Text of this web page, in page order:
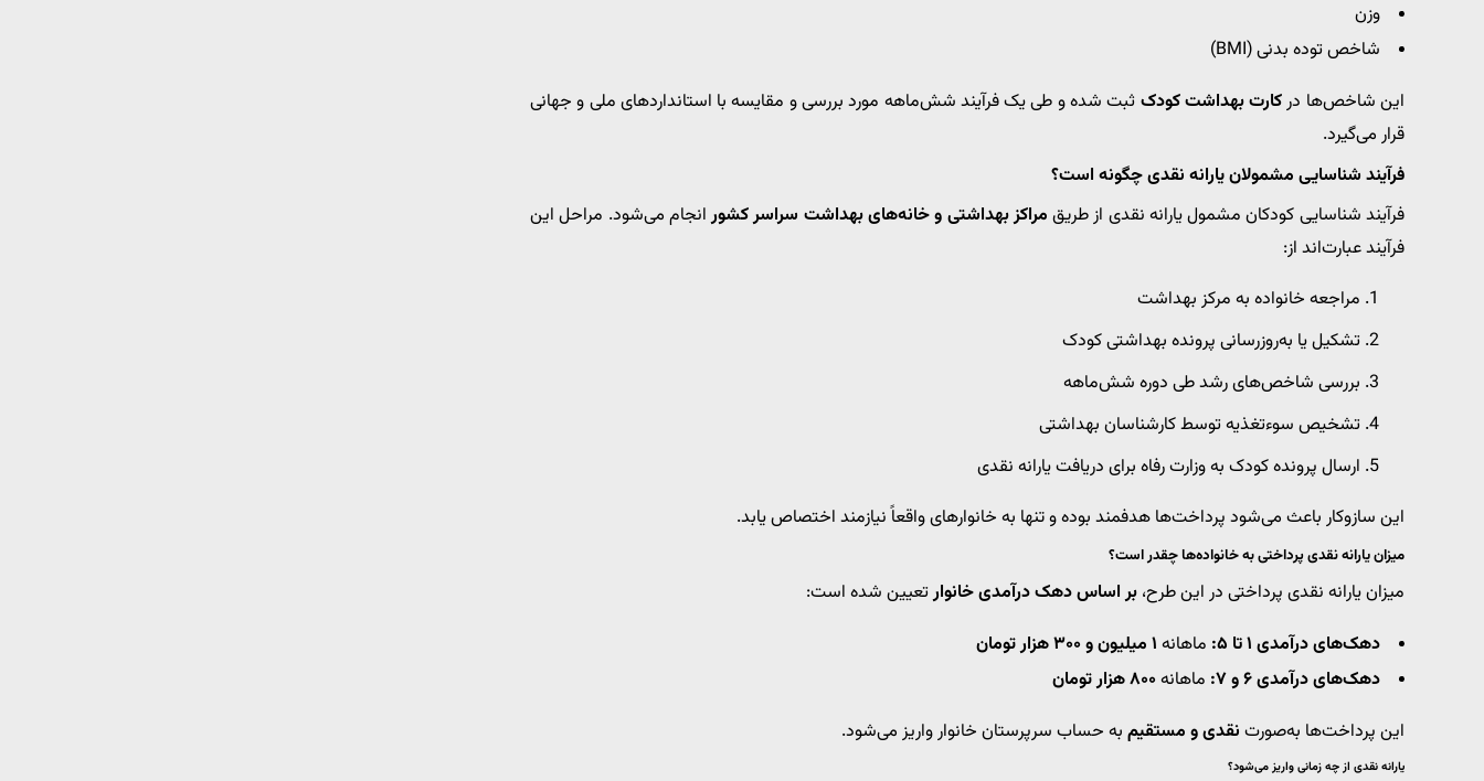
وزن
شاخص توده بدنی (BMI)
این شاخص‌ها درکارت بهداشت کودک ثبت شده و طی یک فرآیند شش‌ماهه مورد بررسی و مقایسه با استانداردهای ملی و جهانی
قرار می‌گیرد.
فرآیند شناسایی مشمولان یارانه نقدی چگونه است؟
فرآیند شناسایی کودکان مشمول یارانه نقدی از طریق مراکز بهداشتی و خانه‌های بهداشت سراسر کشورانجام می‌شود. مراحل این
فرآیند عبارت‌اند از:
مراجعه خانواده به مرکز بهداشت
تشکیل یا به‌روزرسانی پرونده بهداشتی کودک
بررسی شاخص‌های رشد طی دوره شش‌ماهه
تشخیص سوءتغذیه توسط کارشناسان بهداشتی
ارسال پرونده کودک به وزارت رفاه برای دریافت یارانه نقدی
این سازوکار باعث می‌شود پرداخت‌ها هدفمند بوده و تنها به خانوارهای واقعاً نیازمند اختصاص یابد.
میزان یارانه نقدی پرداختی به خانواده‌ها چقدر است؟
میزان یارانه نقدی پرداختی در این طرح، بر اساس دهک درآمدی خانوارتعیین شده است:
دهک‌های درآمدی ۱ تا ۵:
ماهانه ۱ میلیون و ۳۰۰ هزار تومان
دهک‌های درآمدی ۶ و ۷:
ماهانه۸۰۰ هزار تومان
این پرداخت‌ها به‌صورت نقدی و مستقیم به حساب سرپرستان خانوار واریز می‌شود.
یارانه نقدی از چه زمانی واریز می‌شود؟